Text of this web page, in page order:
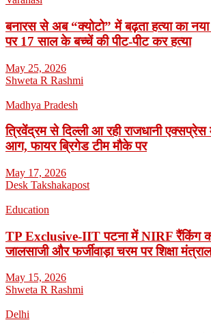
बनारस से अब “क्योटो” में बढ़ता हत्या का
पर 17 साल के बच्चें की पीट-पीट कर हत्या
May 25, 2026
Shweta R Rashmi
Madhya Pradesh
त्रिवेंद्रम से दिल्ली आ रही राजधानी
आग, फायर ब्रिगेड टीम मौके पर
May 17, 2026
Desk Takshakapost
Education
TP Exclusive-IIT पटना में NIRF रैंकिंग
जालसाजी और फर्जीवाड़ा चरम पर शिक्षा
May 15, 2026
Shweta R Rashmi
Delhi